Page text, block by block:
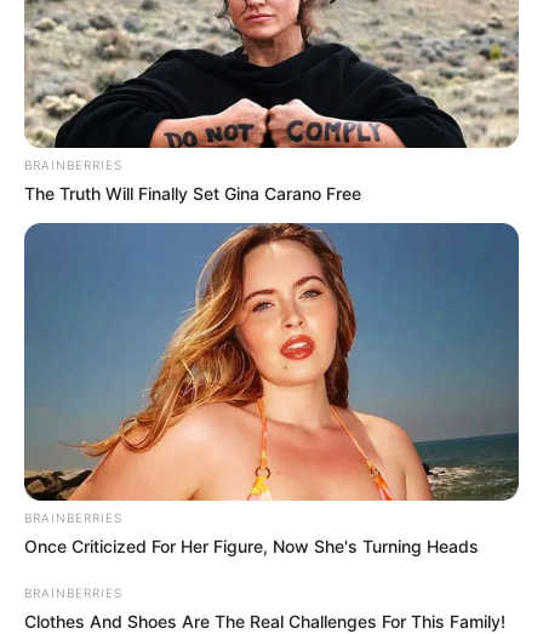
BRAINBERRIES
The Truth Will Finally Set Gina Carano Free
BRAINBERRIES
Once Criticized For Her Figure, Now She's Turning Heads
BRAINBERRIES
Clothes And Shoes Are The Real Challenges For This Family!